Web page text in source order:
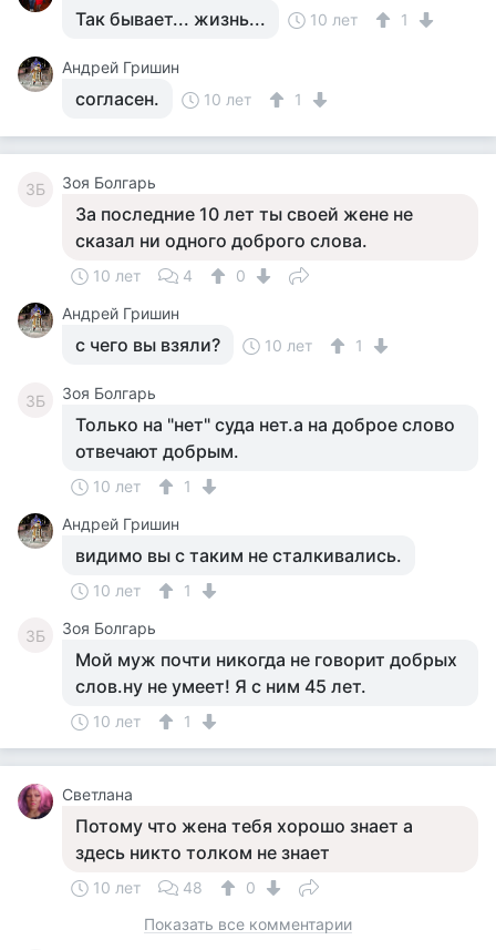
Так бывает... жизнь... 10 лет 1
Андрей Гришин
согласен. 10 лет 1
ЗБ Зоя Болгарь
За последние 10 лет ты своей жене не
сказал ни одного доброго слова.
10 лет 4
0
Андрей Гришин
с чего вы взяли? 10 лет 1
ЗБ Зоя Болгарь
Только на "нет" суда нет.а на доброе слово
отвечают добрым.
10 лет
1
Андрей Гришин
видимо вы с таким не сталкивались.
10 лет 1
ЗБ Зоя Болгарь
Мой муж почти никогда не говорит добрых
слов.ну не умеет! Я с ним 45 лет.
10 лет 1
Cветлана
Потому что жена тебя хорошо знает а
здесь никто толком не знает
10 лет 48
0
Показать все комментарии